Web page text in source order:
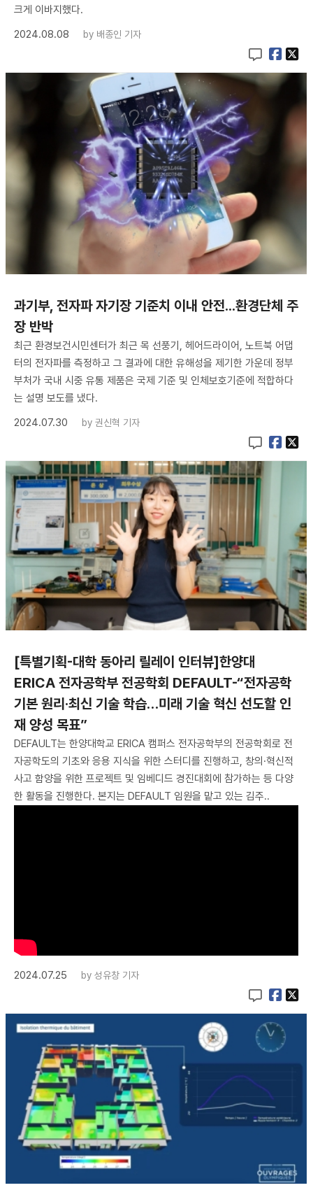
크게 이바지했다.
2024.08.08
by 배종인 기자
과기부, 전자파 자기장 기준치 이내 안전...환경단체 주
장 반박
최근 환경보건시민센터가 최근 목 선풍기, 헤어드라이어, 노트북 어댑
터의 전자파를 측정하고 그 결과에 대한 유해성을 제기한 가운데 정부
부처가 국내 시중 유통 제품은 국제 기준 및 인체보호기준에 적합하다
는 설명 보도를 냈다.
2024.07.30
by 권신혁 기자
[특별기획-대학 동아리 릴레이 인터뷰]한양대
ERICA 전자공학부 전공학회 DEFAULT-“전자공학
기본 원리·최신 기술 학습…미래 기술 혁신 선도할 인
재 양성 목표”
DEFAULT는 한양대학교 ERICA 캠퍼스 전자공학부의 전공학회로 전
자공학도의 기초와 응용 지식을 위한 스터디를 진행하고, 창의·혁신적
사고 함양을 위한 프로젝트 및 임베디드 경진대회에 참가하는 등 다양
한 활동을 진행한다. 본지는 DEFAULT 임원을 맡고 있는 김주..
2024.07.25 by 성유창 기자